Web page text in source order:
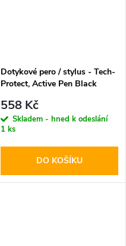
Dotykové pero / stylus - Tech-
Protect, Active Pen Black
558 Kč
Skladem - hned k odeslání
1 ks
DO KOŠÍKU